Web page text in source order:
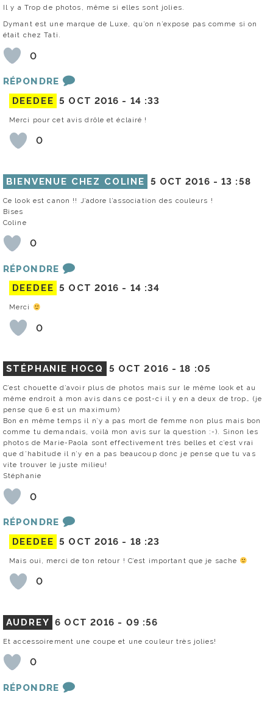
Il y a Trop de photos, même si elles sont jolies.
Dymant est une marque de Luxe, qu’on n’expose pas comme si on
était chez Tati.
0
RÉPONDRE
DEEDEE 5 OCT 2016 - 14 :33
Merci pour cet avis drôle et éclairé !
0
BIENVENUE CHEZ COLINE 5 OCT 2016 -13 :58
Ce look est canon !! J’adore l’association des couleurs !
Bises
Coline
0
RÉPONDRE
DEEDEE 5 OCT 2016 - 14 :34
Merci
0
STÉPHANIE HOCQ 5 OCT 2016 -18 :05
C’est chouette d’avoir plus de photos mais sur le même look et au
même endroit à mon avis dans ce post-ci il y en a deux de trop… (je
pense que 6 est un maximum)
Bon en même temps il n’y a pas mort de femme non plus mais bon
comme tu demandais, voilà mon avis sur la question :-). Sinon les
photos de Marie-Paola sont effectivement très belles et c’est vrai
que d’habitude il n’y en a pas beaucoup donc je pense que tu vas
vite trouver le juste milieu!
Stéphanie
0
RÉPONDRE
DEEDEE 5 OCT 2016 - 18 :23
Mais oui, merci de ton retour ! C’est important que je sache
0
AUDREY 6 OCT 2016 - 09 :56
Et accessoirement une coupe et une couleur très jolies!
0
RÉPONDRE